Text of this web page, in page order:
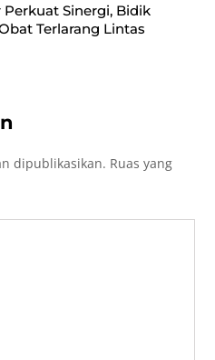
Perkuat Sinergi, Bidik
Terlarang Lintas
dipublikasikan. Ruas yang